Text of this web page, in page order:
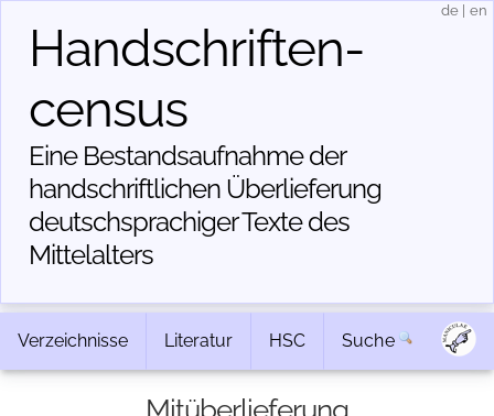
Handschriften­
census
Eine Bestandsaufnahme der
handschriftlichen Über­lieferung
deutschsprachiger Texte des
Mittelalters
de en
Verzeichnisse Literatur HSC Suche
Mitüberlieferung